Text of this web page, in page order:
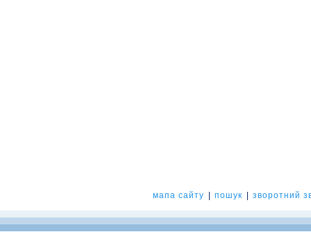
мапа сайту пошук зворотний